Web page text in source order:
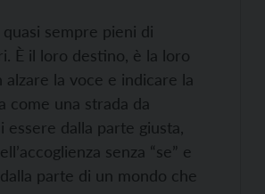
sempre pieni di
È il loro destino, è la loro
la voce e indicare la
come una strada da
dalla parte giusta,
senza “se” e
parte di un mondo che